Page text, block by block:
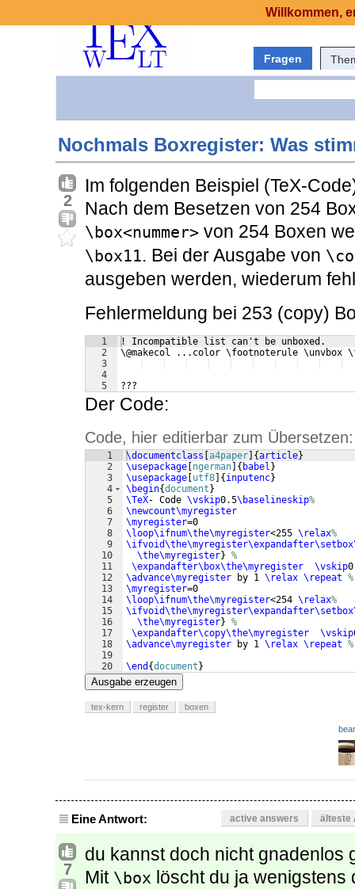
Fragen
Nochmals Boxregister: Was
2
Im folgenden Beispiel (TeX-
Nach dem Besetzen von 254
\box<nummer> von 254 Boxen
\box11. Bei der Ausgabe von
ausgeben werden, wiederum
Fehlermeldung bei 253 (copy)
1
2
3
4
5
! Incompatible list can't be unboxed.
\@makecol ...color \footnoterule \unvbox
???
Der Code:
Code, hier editierbar zum Übersetzen:
1
2
3
4
5
6
7
8
9
10
11
12
13
14
15
16
17
18
19
20
\documentclass a4paper {article}
\usepackage ngerman { babel }
\usepackage utf8 { inputenc}
\begin{document }
\TeX- Code \vskip0.5\baselineskip%
\newcount\myregister
\myregister=0
\loop\ifnum\the\myregister<255 \relax%
\the\myregister} %
\expandafter\box\the\myregister
\vskip
\advance\myregister by 1 \relax \repeat %
\myregister=0
\loop\ifnum\the\myregister<254 \relax%
\the\myregister} %
\expandafter\copy\the\myregister
\vskip
\advance\myregister by 1 \relax \repeat %
\end {document }
Ausgabe erzeugen
tex-kern register boxen
Eine Antwort: active answers älteste
7
du kannst doch nicht gnadenlos
Mit \box löscht du ja
Willkommen,